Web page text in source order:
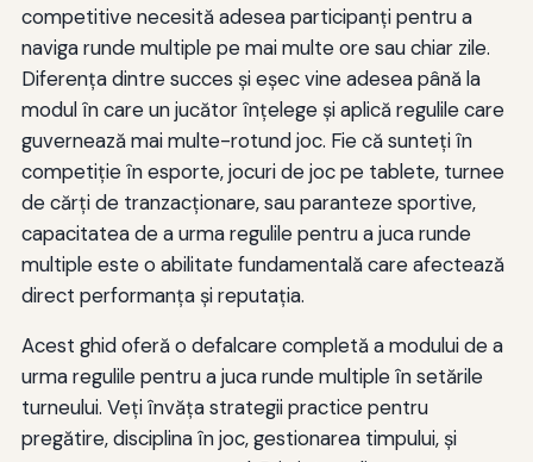
competitive necesită adesea participanți pentru a
naviga runde multiple pe mai multe ore sau chiar zile.
Diferența dintre succes și eșec vine adesea până la
modul în care un jucător înțelege și aplică regulile care
guvernează mai multe-rotund joc. Fie că sunteți în
competiție în esporte, jocuri de joc pe tablete, turnee
de cărți de tranzacționare, sau paranteze sportive,
capacitatea de a urma regulile pentru a juca runde
multiple este o abilitate fundamentală care afectează
direct performanța și reputația.
Acest ghid oferă o defalcare completă a modului de a
urma regulile pentru a juca runde multiple în setările
turneului. Veți învăța strategii practice pentru
pregătire, disciplina în joc, gestionarea timpului, și